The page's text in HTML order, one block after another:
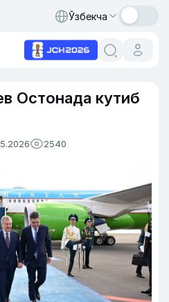
Ўзбекча
Остонада кутиб
2540